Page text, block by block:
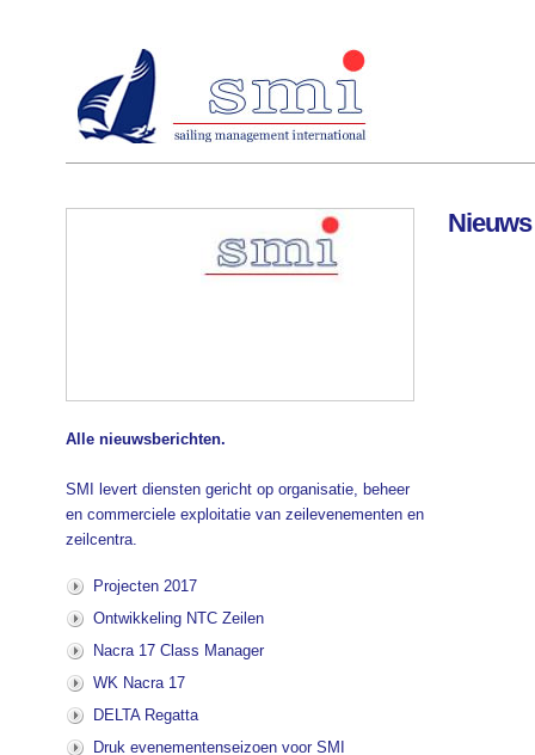
Alle nieuwsberichten.
SMI levert diensten gericht op organisatie, beheer
en commerciele exploitatie van zeilevenementen en
zeilcentra.
Projecten 2017
Ontwikkeling NTC Zeilen
Nacra 17 Class Manager
WK Nacra 17
DELTA Regatta
Druk evenementenseizoen voor SMI
Nieuws